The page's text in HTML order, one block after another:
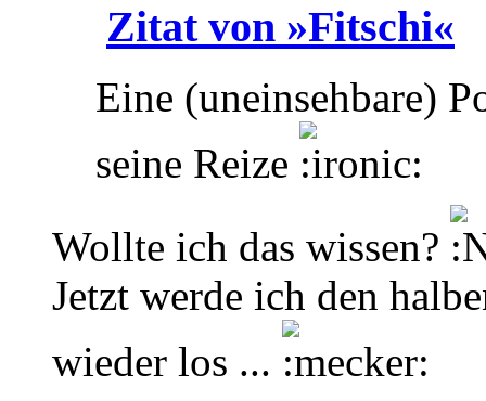
Zitat von »Fitschi«
Eine (uneinsehbare)
seine Reize
Wollte ich das wissen?
Jetzt werde ich den
wieder los ...